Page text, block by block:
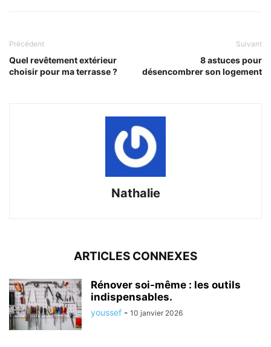
Précédent
Quel revêtement extérieur
choisir pour ma terrasse ?
Suivant
8 astuces pour
désencombrer son logement
Nathalie
ARTICLES CONNEXES
Rénover soi-même : les outils
indispensables.
youssef - 10 janvier 2026